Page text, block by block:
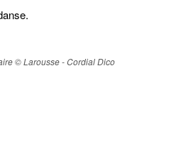
© Larousse - Cordial Dico